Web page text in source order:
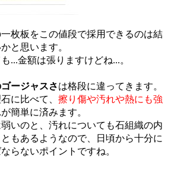
枚板をこの値段で採用できるのは結
と思います。
...金額は張りますけどね...。
ージャスさは格段に違ってきます。
に比べて、 擦り傷や汚れや熱にも強
簡単に済みます。
いのと、汚れについても石組織の内
もあるようなので、日頃から十分に
らないポイントですね。